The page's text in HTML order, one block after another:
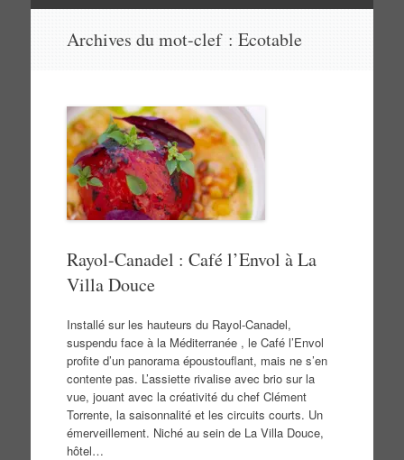
Archives du mot-clef : Ecotable
Rayol-Canadel : Café l’Envol à La
Villa Douce
Installé sur les hauteurs du Rayol-Canadel,
suspendu face à la Méditerranée , le Café l’Envol
profite d’un panorama époustouflant, mais ne s’en
contente pas. L’assiette rivalise avec brio sur la
vue, jouant avec la créativité du chef Clément
Torrente, la saisonnalité et les circuits courts. Un
émerveillement. Niché au sein de La Villa Douce,
hôtel…